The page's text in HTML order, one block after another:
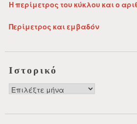
Η περίμετρος του κύκλου και ο
Περίμετρος και εμβαδόν
Ιστορικό
Ιστορικό